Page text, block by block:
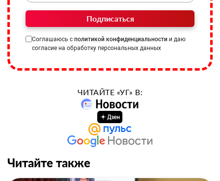
Подписаться
Соглашаюсь с политикой конфиденциальности и даю
согласие на обработку персональных данных
ЧИТАЙТЕ «УГ» В:
Читайте также